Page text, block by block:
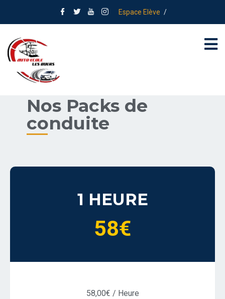
Espace Elève /
Nos Packs de
conduite
1 HEURE
58€
58,00€ / Heure